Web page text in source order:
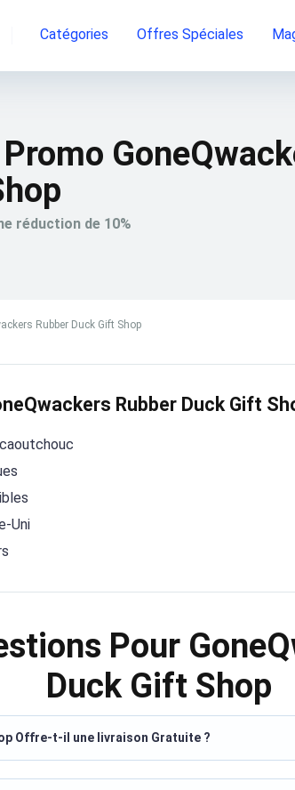
Catégories Offres Spéciales
réduction de 10%
Rubber Duck Gift Shop
Rubber Duck Gift
Uni
Pour
Duck Gift Shop
Offre-t-il une livraison Gratuite ?